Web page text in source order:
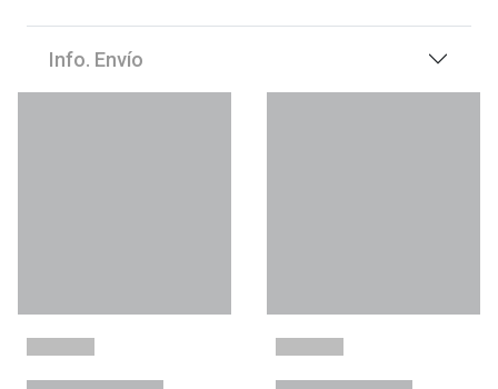
Info. Envío